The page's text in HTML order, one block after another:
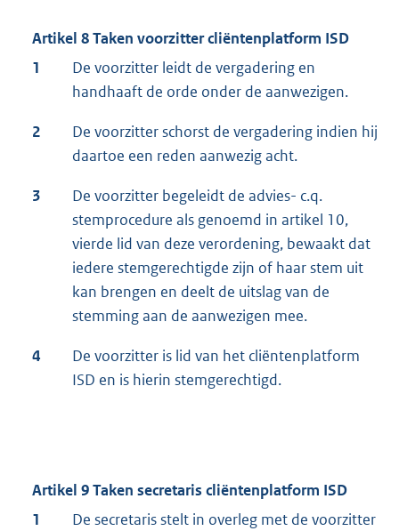
Artikel 8 Taken voorzitter cliëntenplatform ISD
1
De voorzitter leidt de vergadering en
handhaaft de orde onder de aanwezigen.
2
De voorzitter schorst de vergadering indien hij
daartoe een reden aanwezig acht.
3
De voorzitter begeleidt de advies- c.q.
stemprocedure als genoemd in artikel 10,
vierde lid van deze verordening, bewaakt dat
iedere stemgerechtigde zijn of haar stem uit
kan brengen en deelt de uitslag van de
stemming aan de aanwezigen mee.
4
De voorzitter is lid van het cliëntenplatform
ISD en is hierin stemgerechtigd.
Artikel 9 Taken secretaris cliëntenplatform ISD
1
De secretaris stelt in overleg met de voorzitter